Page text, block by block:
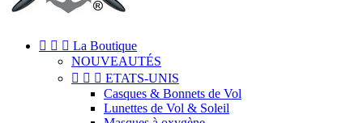
   La Boutique
NOUVEAUTÉS
   ETATS-UNIS
Casques & Bonnets de Vol
Lunettes de Vol & Soleil